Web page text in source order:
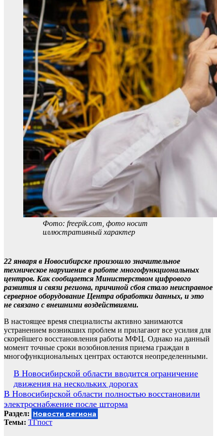
Фото: freepik.com, фото носит
иллюстративный характер
22 января в Новосибирске произошло значительное
техническое нарушение в работе многофункциональных
центров. Как сообщается Министерством цифрового
развития и связи региона, причиной сбоя стало неисправное
серверное оборудование Центра обработки данных, и это
не связано с внешними воздействиями.
В настоящее время специалисты активно занимаются
устранением возникших проблем и прилагают все усилия для
скорейшего восстановления работы МФЦ. Однако на данный
момент точные сроки возобновления приема граждан в
многофункциональных центрах остаются неопределенными.
Навигация
по
записям
В Новосибирской области вводится ограничение
движения на нескольких дорогах
В Новосибирской области полностью восстановили
электроснабжение после шторма
Раздел: Новости региона
Темы: ТГпост